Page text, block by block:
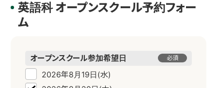
英語科 オープンスクール予約フォー
ム
オープンスクール参加希望日 必須
2026年8月19日(水)